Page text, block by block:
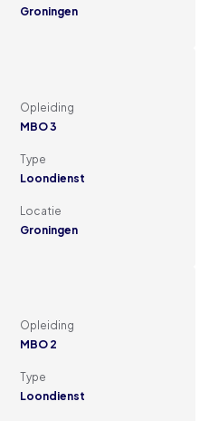
Groningen
Opleiding
MBO 3
Type
Loondienst
Locatie
Groningen
Opleiding
MBO 2
Type
Loondienst